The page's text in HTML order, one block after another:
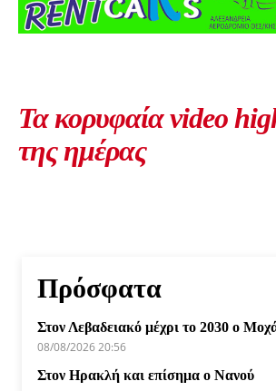
Τα κορυφαία video
της ημέρας
Πρόσφατα
Στον Λεβαδειακό μέχρι το 2030 ο
08/08/2026 20:56
Στον Ηρακλή και επίσημα ο Νανού